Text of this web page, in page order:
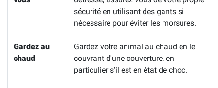
sécurité en utilisant des gants si
nécessaire pour éviter les morsures.
Gardez au
chaud
Gardez votre animal au chaud en le
couvrant d'une couverture, en
particulier s'il est en état de choc.